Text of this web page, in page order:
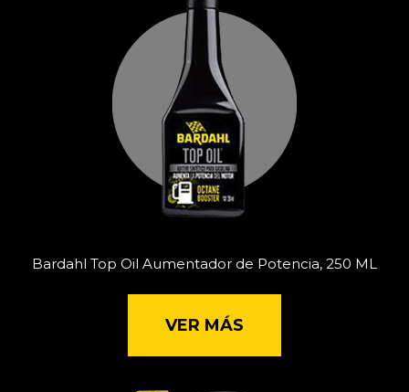
Bardahl Top Oil Aumentador de Potencia, 250 ML
VER MÁS